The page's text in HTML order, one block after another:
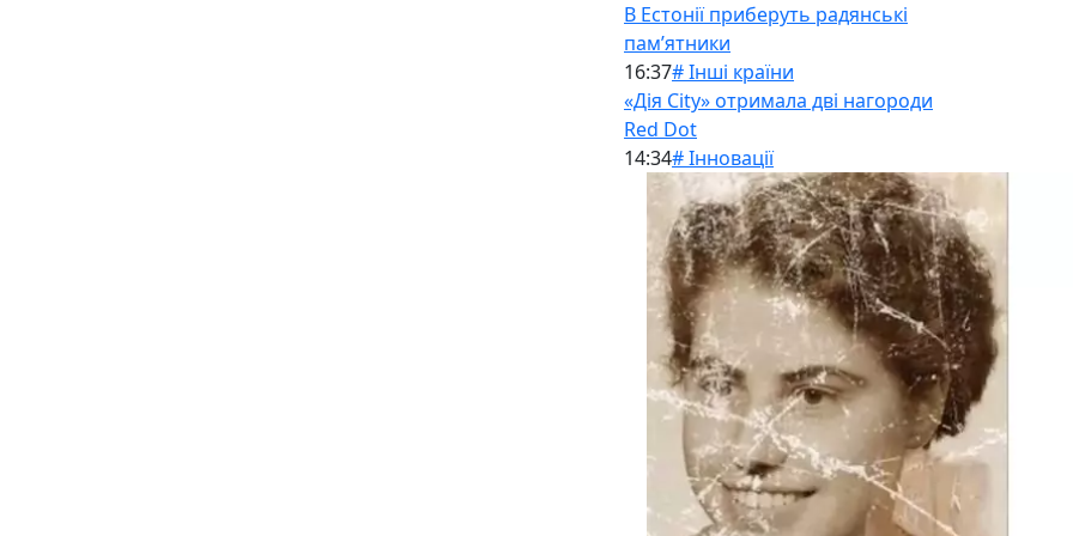
В Естонії приберуть радянські
памʼятники
16:37# Інші країни
«Дія City» отримала дві нагороди
Red Dot
14:34# Інновації